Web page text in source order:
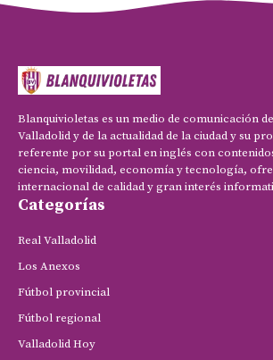
Blanquivioletas es un medio de comunicación
Valladolid y de la actualidad de la ciudad y su
referente por su portal en inglés con
ciencia, movilidad, economía y tecnología,
internacional de calidad y gran interés
Categorías
Real Valladolid
Los Anexos
Fútbol provincial
Fútbol regional
Valladolid Hoy